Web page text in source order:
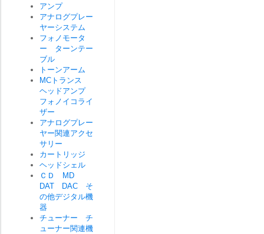
アンプ
アナログプレー
ヤーシステム
フォノモータ
ー ターンテー
ブル
トーンアーム
MCトランス
ヘッドアンプ
フォノイコライ
ザー
アナログプレー
ヤー関連アクセ
サリー
カートリッジ
ヘッドシェル
ＣＤ MD
DAT DAC そ
の他デジタル機
器
チューナー チ
ューナー関連機